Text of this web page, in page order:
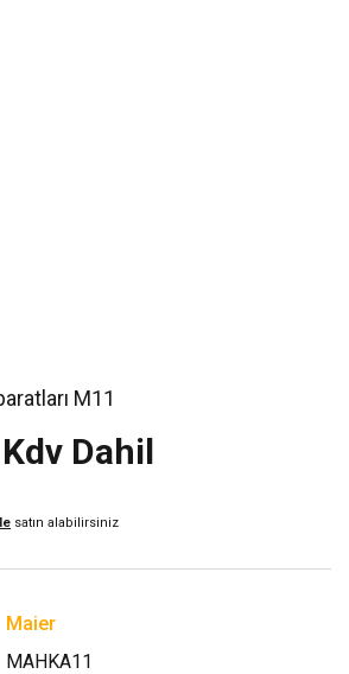
M11
Dahil
satın alabilirsiniz
Maier
MAHKA11